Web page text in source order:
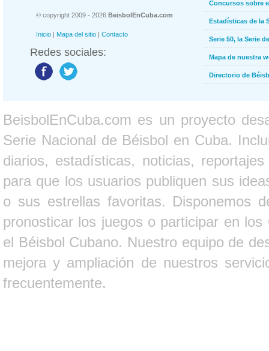
© copyright 2009 - 2026 BeisbolEnCuba.com
Inicio | Mapa del sitio | Contacto
Redes sociales:
Concursos sobre
Estadísticas de la
Serie 50, la Serie
Mapa de nuestra
Directorio de
BeisbolEnCuba.com es un proyecto
Serie Nacional de Béisbol en Cuba.
diarios, estadísticas, noticias,
para que los usuarios publiquen sus
o sus estrellas favoritas. Disponemos
pronosticar los juegos o participar en
el Béisbol Cubano. Nuestro equipo de
mejora y ampliación de nuestros
frecuentemente.